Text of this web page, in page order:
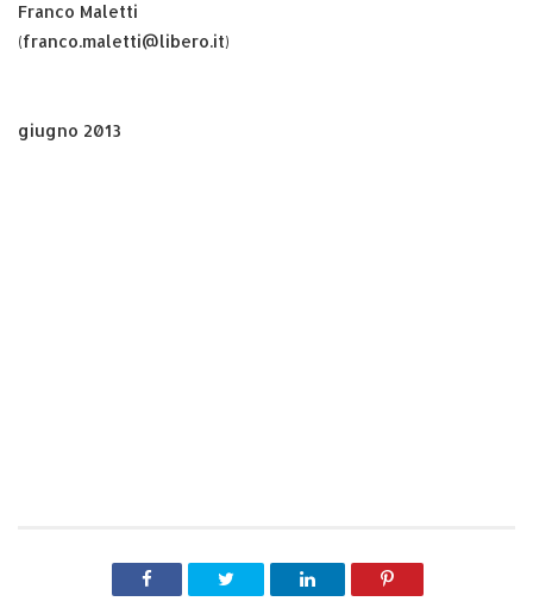
Franco Maletti
(franco.maletti@libero.it)
giugno 2013